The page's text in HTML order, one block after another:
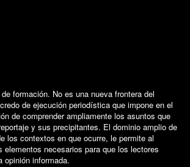
formación. No es una nueva frontera del
de ejecución periodística que impone en el
de comprender ampliamente los asuntos que
y sus precipitantes. El dominio amplio de
los contextos en que ocurre, le permite al
elementos necesarios para que los lectores
opinión informada.